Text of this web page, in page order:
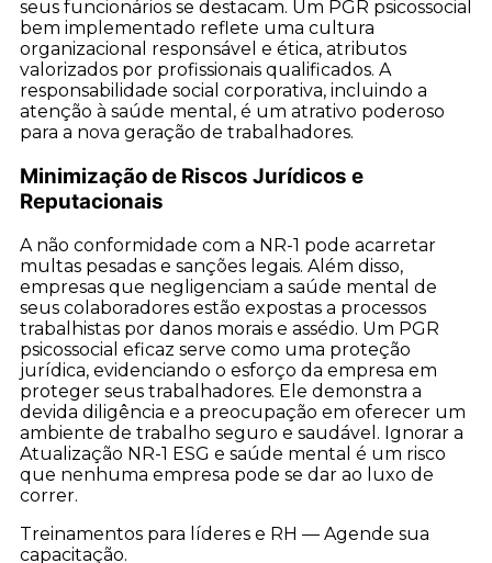
seus funcionários se destacam. Um PGR psicossocial
bem implementado reflete uma cultura
organizacional responsável e ética, atributos
valorizados por profissionais qualificados. A
responsabilidade social corporativa, incluindo a
atenção à saúde mental, é um atrativo poderoso
para a nova geração de trabalhadores.
Minimização de Riscos Jurídicos e
Reputacionais
A não conformidade com a NR-1 pode acarretar
multas pesadas e sanções legais. Além disso,
empresas que negligenciam a saúde mental de
seus colaboradores estão expostas a processos
trabalhistas por danos morais e assédio. Um PGR
psicossocial eficaz serve como uma proteção
jurídica, evidenciando o esforço da empresa em
proteger seus trabalhadores. Ele demonstra a
devida diligência e a preocupação em oferecer um
ambiente de trabalho seguro e saudável. Ignorar a
Atualização NR-1 ESG e saúde mental é um risco
que nenhuma empresa pode se dar ao luxo de
correr.
Treinamentos para líderes e RH — Agende sua
capacitação.